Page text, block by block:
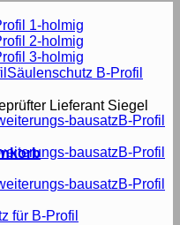
1-holmig
2-holmig
3-holmig
Säulenschutz B-Profil
B-Profil
B-Profil
B-Profil